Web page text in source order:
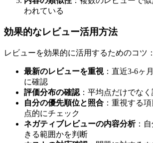
われている
効果的なレビュー活用方法
レビューを効果的に活用するためのコツ：
最新のレビューを重視：直近3-6ヶ
に確認
評価分布の確認 ：平均点だけでな
自分の優先順位と照合 ：重視する
点的にチェック
ネガティブレビューの内容分析：
きる範囲かを判断